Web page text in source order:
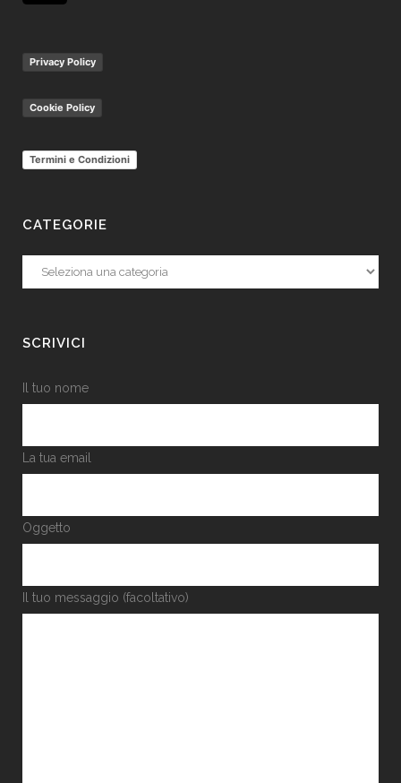
Privacy Policy
Cookie Policy
Termini e Condizioni
CATEGORIE
Categorie
SCRIVICI
Il tuo nome
La tua email
Oggetto
Il tuo messaggio (facoltativo)